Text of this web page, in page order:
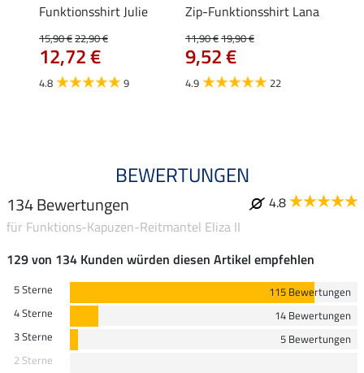
Funktionsshirt Julie
15,90 €22,90 €
12,72 €
4.8 9
Zip-Funktionsshirt Lana
11,90 €19,90 €
9,52 €
4.9 22
BEWERTUNGEN
134 Bewertungen
4.8
für Funktions-Kapuzen-Reitmantel Eliza II
129 von 134 Kunden würden diesen Artikel empfehlen
5 Sterne
115 Bewertungen
4 Sterne
14 Bewertungen
3 Sterne
5 Bewertungen
2 Sterne